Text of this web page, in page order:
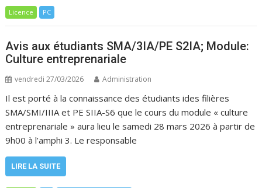
Licence PC
Avis aux étudiants SMA/3IA/PE S2IA; Module:
Culture entreprenariale
vendredi 27/03/2026 Administration
Il est porté à la connaissance des étudiants ides filières
SMA/SMI/IIIA et PE SIIA-S6 que le cours du module « culture
entreprenariale » aura lieu le samedi 28 mars 2026 à partir de
9h00 à l’amphi 3. Le responsable
LIRE LA SUITE